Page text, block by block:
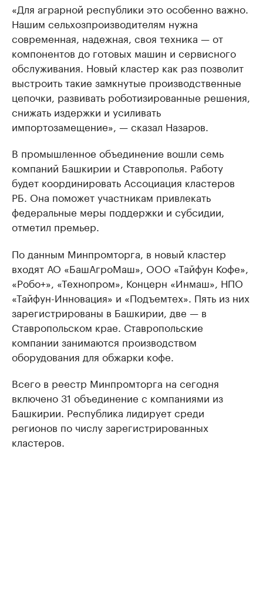
«Для аграрной республики это особенно важно.
Нашим сельхозпроизводителям нужна
современная, надежная, своя техника — от
компонентов до готовых машин и сервисного
обслуживания. Новый кластер как раз позволит
выстроить такие замкнутые производственные
цепочки, развивать роботизированные решения,
снижать издержки и усиливать
импортозамещение», — сказал Назаров.
В промышленное объединение вошли семь
компаний Башкирии и Ставрополья. Работу
будет координировать Ассоциация кластеров
РБ. Она поможет участникам привлекать
федеральные меры поддержки и субсидии,
отметил премьер.
По данным Минпромторга, в новый кластер
входят АО «БашАгроМаш», ООО «Тайфун Кофе»,
«Робо+», «Технопром», Концерн «Инмаш», НПО
«Тайфун-Инновация» и «Подъемтех». Пять из них
зарегистрированы в Башкирии, две — в
Ставропольском крае. Ставропольские
компании занимаются производством
оборудования для обжарки кофе.
Всего в реестр Минпромторга на сегодня
включено 31 объединение с компаниями из
Башкирии. Республика лидирует среди
регионов по числу зарегистрированных
кластеров.